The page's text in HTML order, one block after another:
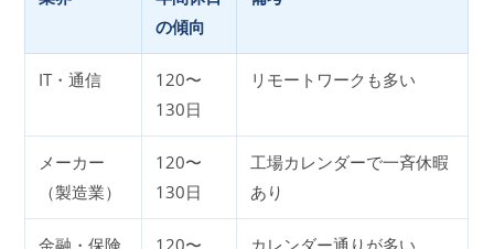
の傾向
IT・通信
120〜
130日
リモートワークも多い
メーカー
（製造業）
120〜
130日
工場カレンダーで一斉休暇
あり
金融・保険
120〜
カレンダー通りが多い